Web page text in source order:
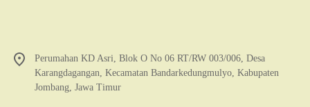
Perumahan KD Asri, Blok O No 06 RT/RW 003/006, Desa
Karangdagangan, Kecamatan Bandarkedungmulyo, Kabupaten
Jombang, Jawa Timur